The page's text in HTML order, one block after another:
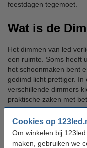
Cookies op
Om winkelen bij
maken, gebruiken we
feestdagen tegemoet.
Wat is de
Het dimmen van led
een ruimte. Soms heeft
het schoonmaken bent
gedimd licht prettiger. In
verschillende dimmers
praktische zaken met
voor u eenvoudiger te
Led